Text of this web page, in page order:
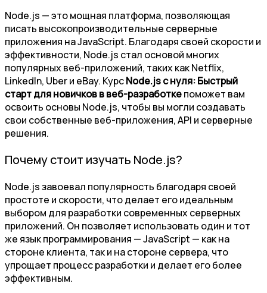
Node.js — это мощная платформа, позволяющая
писать высокопроизводительные серверные
приложения на JavaScript. Благодаря своей скорости и
эффективности, Node.js стал основой многих
популярных веб-приложений, таких как Netflix,
LinkedIn, Uber и eBay. КурсNode.js с нуля: Быстрый
старт для новичков в веб-разработкепоможет вам
освоить основы Node.js, чтобы вы могли создавать
свои собственные веб-приложения, API и серверные
решения.
Почему стоит изучать Node.js?
Node.js завоевал популярность благодаря своей
простоте и скорости, что делает его идеальным
выбором для разработки современных серверных
приложений. Он позволяет использовать один и тот
же язык программирования — JavaScript — как на
стороне клиента, так и на стороне сервера, что
упрощает процесс разработки и делает его более
эффективным.